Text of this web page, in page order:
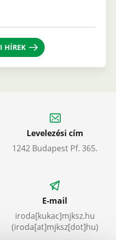
HÍREK
Levelezési cím
1242 Budapest Pf. 365.
E-mail
iroda[kukac]mjksz.hu
(iroda[at]mjksz[dot]hu)